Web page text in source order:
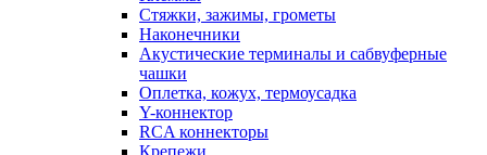
Стяжки, зажимы, грометы
Наконечники
Акустические терминалы и сабвуферные
чашки
Оплетка, кожух, термоусадка
Y-коннектор
RCA коннекторы
Крепежи